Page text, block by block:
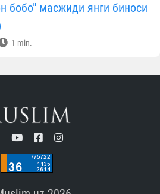
бобо" масжиди янги биноси
1 min.